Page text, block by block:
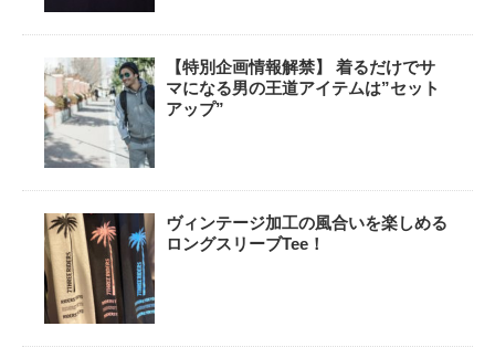
【特別企画情報解禁】 着るだけでサ
マになる男の王道アイテムは”セット
アップ”
ヴィンテージ加工の風合いを楽しめる
ロングスリーブTee！